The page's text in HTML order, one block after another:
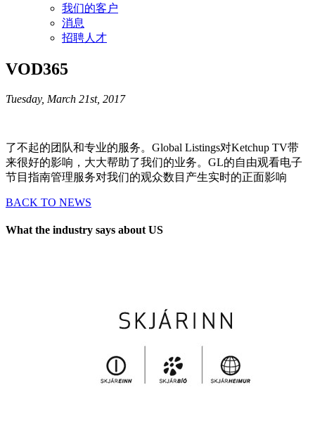
我们的客户
消息
招聘人才
VOD365
Tuesday, March 21st, 2017
了不起的团队和专业的服务。Global Listings对Ketchup TV带
来很好的影响，大大帮助了我们的业务。GL的自由观看电子
节目指南管理服务对我们的观众数目产生实时的正面影响
BACK TO NEWS
What the industry says about US